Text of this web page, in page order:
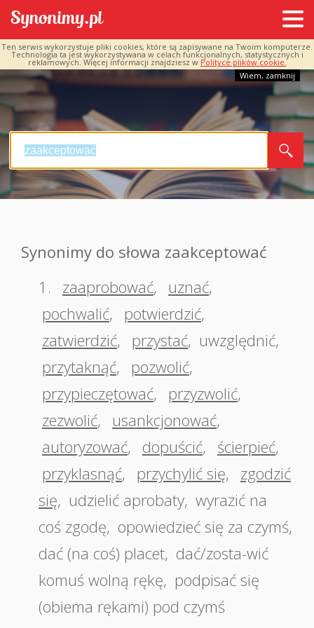
Ten serwis wykorzystuje pliki cookies, które są zapisywane na Twoim komputerze.
Technologia ta jest wykorzystywana w celach funkcjonalnych, statystycznych i
reklamowych. Więcej informacji znajdziesz w Polityce plików cookie.
Wiem, zamknij
Synonimy do słowa zaakceptować
1.
zaaprobować, uznać,
pochwalić, potwierdzić,
zatwierdzić, przystać, uwzględnić,
przytaknąć, pozwolić,
przypieczętować, przyzwolić,
zezwolić, usankcjonować,
autoryzować, dopuścić, ścierpieć,
przyklasnąć, przychylić się,
zgodzić
się, udzielić aprobaty, wyrazić na
coś zgodę, opowiedzieć się za czymś,
dać (na coś) placet, dać/zosta-wić
komuś wolną rękę, podpisać się
(obiema rękami) pod czymś